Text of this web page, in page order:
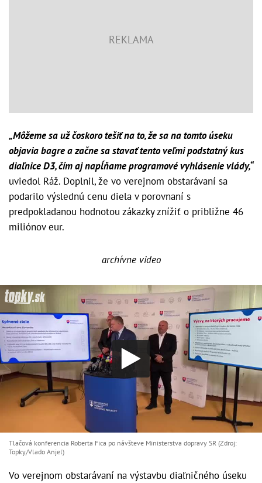
„Môžeme sa už čoskoro tešiť na to, že sa na tomto úseku
objavia bagre a začne sa stavať tento veľmi podstatný kus
diaľnice D3, čím aj napĺňame programové vyhlásenie vlády,“
uviedol Ráž. Doplnil, že vo verejnom obstarávaní sa
podarilo výslednú cenu diela v porovnaní s
predpokladanou hodnotou zákazky znížiť o približne 46
miliónov eur.
archívne video
Tlačová konferencia Roberta Fica po návšteve Ministerstva dopravy SR (Zdroj:
Topky/Vlado Anjel)
Vo verejnom obstarávaní na výstavbu diaľničného úseku